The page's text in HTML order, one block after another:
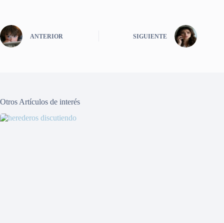
ANTERIOR SIGUIENTE
Otros Artículos de interés